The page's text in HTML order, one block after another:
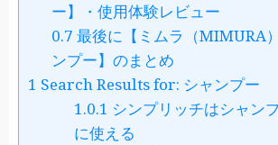
ー】・使用体験レビュー
0.7 最後に【ミムラ（MIMURA
ンプー】のまとめ
1 Search Results for: シャンプー
1.0.1 シンプリッチはシャン
に使える